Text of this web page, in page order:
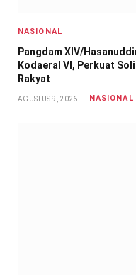
NASIONAL
Pangdam XIV/
Kodaeral VI, Perkuat
Rakyat
AGUSTUS 9, 2026 NASIONAL